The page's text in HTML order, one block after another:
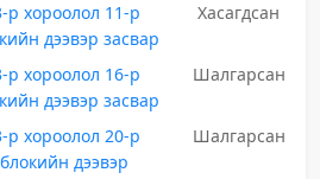
хороолол 11-р
дээвэр засвар
Хасагдсан
хороолол 16-р
дээвэр засвар
Шалгарсан
хороолол 20-р
дээвэр
Шалгарсан